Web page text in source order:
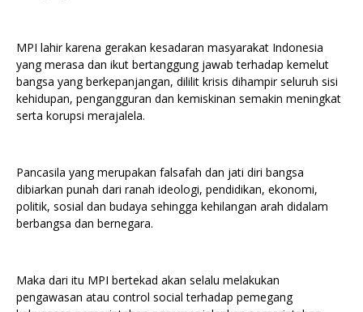
MPI lahir karena gerakan kesadaran masyarakat Indonesia
yang merasa dan ikut bertanggung jawab terhadap kemelut
bangsa yang berkepanjangan, dililit krisis dihampir seluruh sisi
kehidupan, pengangguran dan kemiskinan semakin meningkat
serta korupsi merajalela.
Pancasila yang merupakan falsafah dan jati diri bangsa
dibiarkan punah dari ranah ideologi, pendidikan, ekonomi,
politik, sosial dan budaya sehingga kehilangan arah didalam
berbangsa dan bernegara.
Maka dari itu MPI bertekad akan selalu melakukan
pengawasan atau control social terhadap pemegang